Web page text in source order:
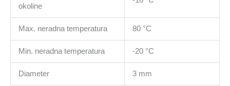
okoline
Max. neradna temperatura 80 °C
Min. neradna temperatura -20 °C
Diameter 3 mm